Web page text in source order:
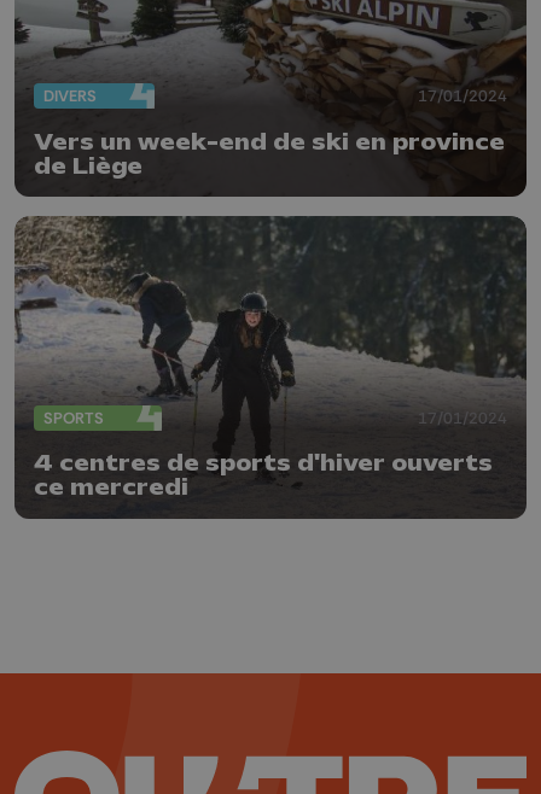
DIVERS 17/01/2024
Vers un week-end de ski en province
de Liège
SPORTS 17/01/2024
4 centres de sports d'hiver ouverts
ce mercredi